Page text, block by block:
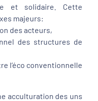
et solidaire. Cette
majeurs:
des acteurs,
des structures de
l’éco conventionnelle
acculturation des uns